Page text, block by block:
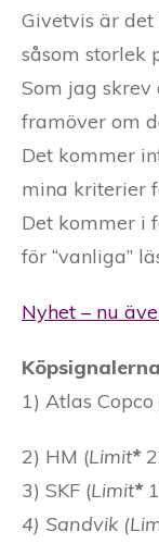
Givetvis är
såsom storlek
Som jag
framöver om
Det kommer
mina kriterier
Det kommer i
för “vanliga”
Nyhet – nu
1) Atlas Copco
2) HM (Limit*
3) SKF (Limit*
4) Sandvik (